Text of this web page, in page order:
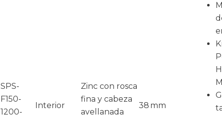
SPS-
F150-
1200-
Interior
Zinc con rosca
fina y cabeza
avellanada
38 mm